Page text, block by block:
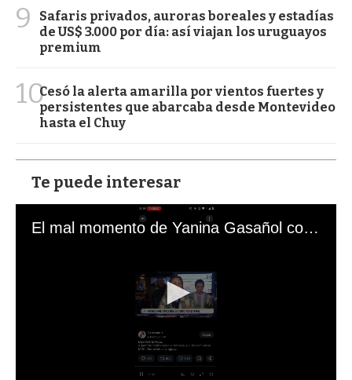
9
Safaris privados, auroras boreales y estadías
de US$ 3.000 por día: así viajan los uruguayos
premium
10Cesó la alerta amarilla por vientos fuertes y
persistentes que abarcaba desde Montevideo
hasta el Chuy
Te puede interesar
El mal momento de Yanina Gasañol con un hincha argentino en "Subrayado"